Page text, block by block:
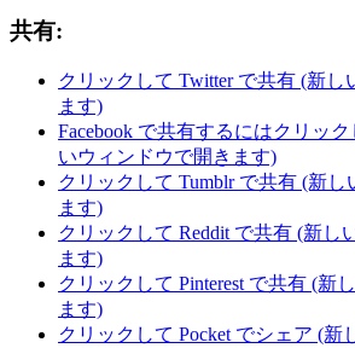
共有:
クリックして Twitter で共有 (新し
ます)
Facebook で共有するにはクリッ
いウィンドウで開きます)
クリックして Tumblr で共有 (新し
ます)
クリックして Reddit で共有 (新し
ます)
クリックして Pinterest で共有 (新
ます)
クリックして Pocket でシェア (新